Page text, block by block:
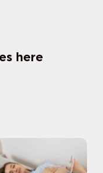
here